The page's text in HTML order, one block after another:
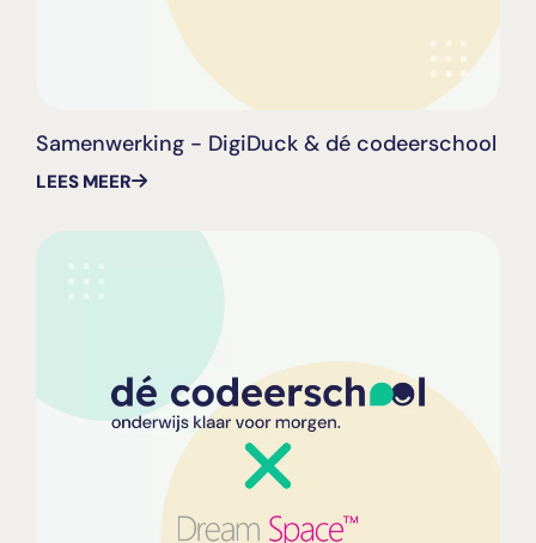
Samenwerking - DigiDuck & dé codeerschool
LEES MEER